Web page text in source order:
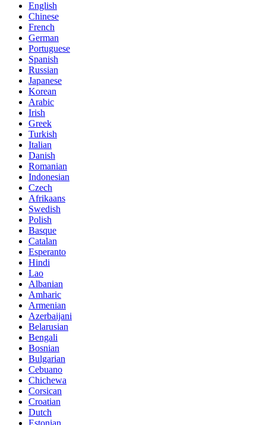
English
Chinese
French
German
Portuguese
Spanish
Russian
Japanese
Korean
Arabic
Irish
Greek
Turkish
Italian
Danish
Romanian
Indonesian
Czech
Afrikaans
Swedish
Polish
Basque
Catalan
Esperanto
Hindi
Lao
Albanian
Amharic
Armenian
Azerbaijani
Belarusian
Bengali
Bosnian
Bulgarian
Cebuano
Chichewa
Corsican
Croatian
Dutch